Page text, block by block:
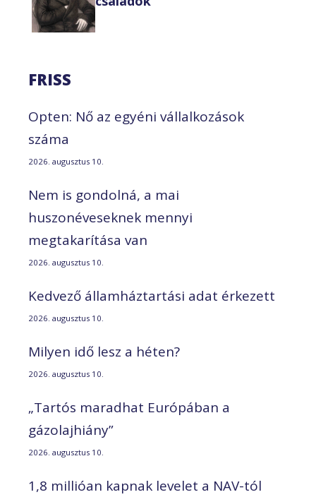
FRISS
Opten: Nő az egyéni vállalkozások
száma
2026. augusztus 10.
Nem is gondolná, a mai
huszonéveseknek mennyi
megtakarítása van
2026. augusztus 10.
Kedvező államháztartási adat érkezett
2026. augusztus 10.
Milyen idő lesz a héten?
2026. augusztus 10.
„Tartós maradhat Európában a
gázolajhiány”
2026. augusztus 10.
1,8 millióan kapnak levelet a NAV-tól